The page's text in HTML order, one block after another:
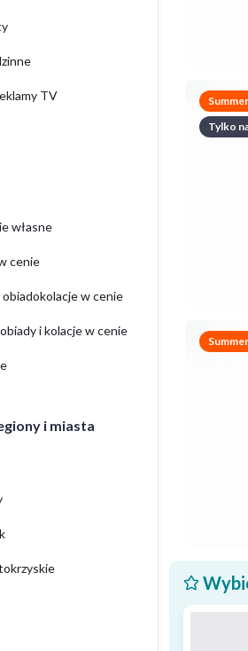
TV
własne
cenie
obiadokolacje w cenie
i kolacje w cenie
i miasta
Tylko